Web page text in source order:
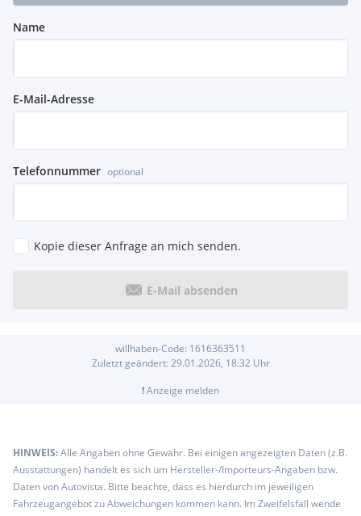
Name
E-Mail-Adresse
Telefonnummer optional
Kopie dieser Anfrage an mich senden.
E-Mail absenden
willhaben-Code: 1616363511
Zuletzt geändert: 29.01.2026, 18:32 Uhr
!Anzeige melden
HINWEIS:Alle Angaben ohne Gewähr. Bei einigen angezeigten Daten (z.B.
Ausstattungen) handelt es sich um Hersteller-/Importeurs-Angaben bzw.
Daten von Autovista. Bitte beachte, dass es hierdurch im jeweiligen
Fahrzeugangebot zu Abweichungen kommen kann. Im Zweifelsfall wende